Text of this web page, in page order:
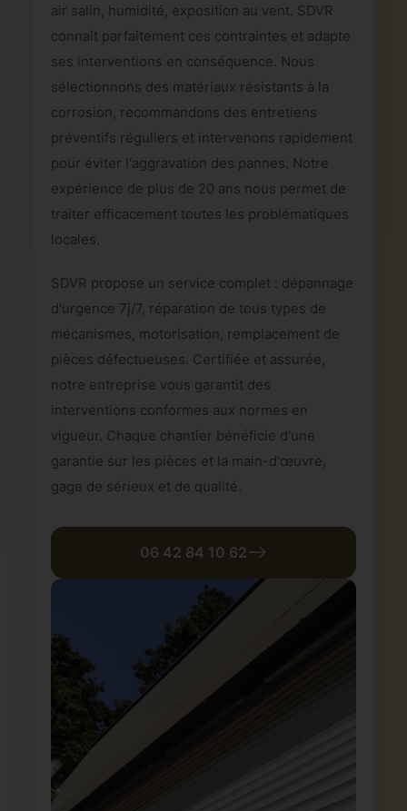
air salin, humidité, exposition au vent. SDVR
connaît parfaitement ces contraintes et adapte
ses interventions en conséquence. Nous
sélectionnons des matériaux résistants à la
corrosion, recommandons des entretiens
préventifs réguliers et intervenons rapidement
pour éviter l'aggravation des pannes. Notre
expérience de plus de 20 ans nous permet de
traiter efficacement toutes les problématiques
locales.
SDVR propose un service complet : dépannage
d'urgence 7j/7, réparation de tous types de
mécanismes, motorisation, remplacement de
pièces défectueuses. Certifiée et assurée,
notre entreprise vous garantit des
interventions conformes aux normes en
vigueur. Chaque chantier bénéficie d'une
garantie sur les pièces et la main-d'œuvre,
gage de sérieux et de qualité.
06 42 84 10 62